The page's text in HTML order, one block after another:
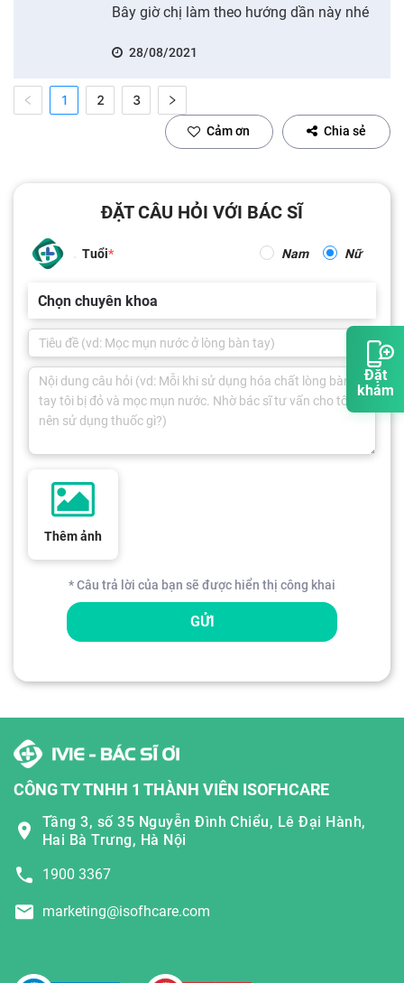
Đặt
khám
Bây giờ chị làm theo hướng dần này nhé
28/08/2021
1 2 3
Cảm ơn Chia sẻ
ĐẶT CÂU HỎI VỚI BÁC SĨ
Tuổi Nam Nữ
Chọn chuyên khoa
Thêm ảnh
* Câu trả lời của bạn sẽ được hiển thị công khai
GỬI
CÔNG TY TNHH 1 THÀNH VIÊN ISOFHCARE
Tầng 3, số 35 Nguyễn Đình Chiểu, Lê Đại Hành,
Hai Bà Trưng, Hà Nội
1900 3367
marketing@isofhcare.com